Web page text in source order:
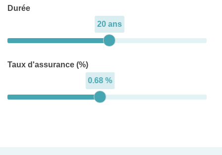
Durée
20 ans
Taux d'assurance (%)
0.68 %